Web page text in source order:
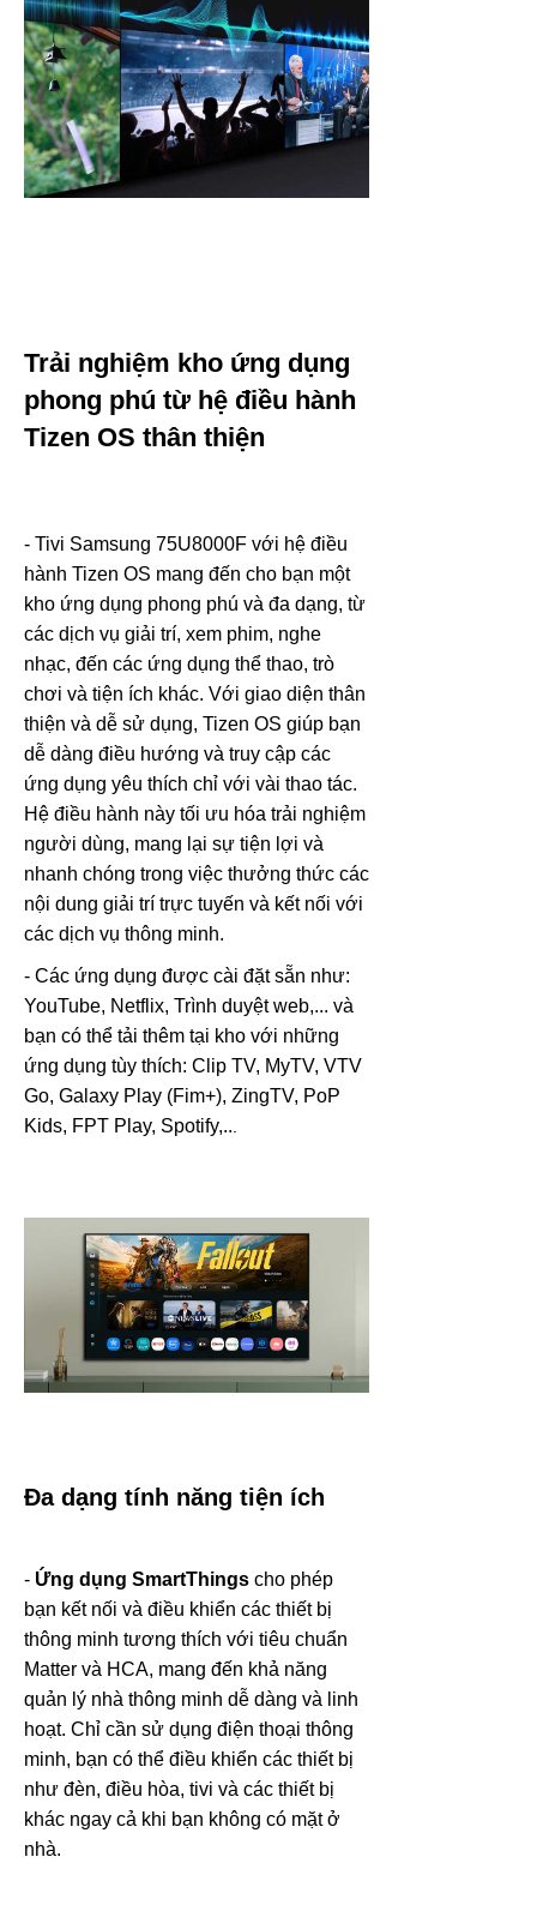
Trải nghiệm kho ứng dụng
phong phú từ hệ điều hành
Tizen OS thân thiện
- Tivi Samsung 75U8000F với hệ điều
hành Tizen OS mang đến cho bạn một
kho ứng dụng phong phú và đa dạng, từ
các dịch vụ giải trí, xem phim, nghe
nhạc, đến các ứng dụng thể thao, trò
chơi và tiện ích khác. Với giao diện thân
thiện và dễ sử dụng, Tizen OS giúp bạn
dễ dàng điều hướng và truy cập các
ứng dụng yêu thích chỉ với vài thao tác.
Hệ điều hành này tối ưu hóa trải nghiệm
người dùng, mang lại sự tiện lợi và
nhanh chóng trong việc thưởng thức các
nội dung giải trí trực tuyến và kết nối với
các dịch vụ thông minh.
- Các ứng dụng được cài đặt sẵn như:
YouTube, Netflix, Trình duyệt web,... và
bạn có thể tải thêm tại kho với những
ứng dụng tùy thích: Clip TV, MyTV, VTV
Go, Galaxy Play (Fim+), ZingTV, PoP
Kids, FPT Play, Spotify,..
Đa dạng tính năng tiện ích
- Ứng dụng SmartThings cho phép
bạn kết nối và điều khiển các thiết bị
thông minh tương thích với tiêu chuẩn
Matter và HCA, mang đến khả năng
quản lý nhà thông minh dễ dàng và linh
hoạt. Chỉ cần sử dụng điện thoại thông
minh, bạn có thể điều khiển các thiết bị
như đèn, điều hòa, tivi và các thiết bị
khác ngay cả khi bạn không có mặt ở
nhà.